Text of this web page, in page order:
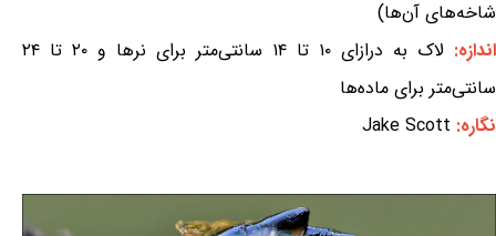
شاخه‌های آن‌ها)
اندازه:
لاک به درازای ۱۰ تا ۱۴ سانتی‌متر برای نرها و ۲۰ تا ۲۴
سانتی‌متر برای ماده‌ها
نگاره: Jake Scott